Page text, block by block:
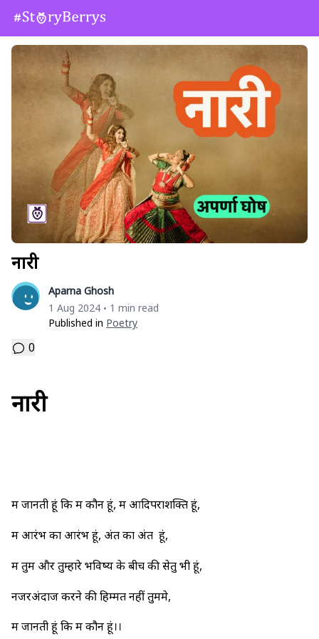
नारी
Aparna Ghosh
1 Aug 2024 • 1 min read
Published in Poetry
0
नारी
मैं जानती हूं कि मैं कौन हूं, मैं आदिपराशक्ति हूं,
मैं आरंभ का आरंभ हूं, अंत का अंत हूं,
मैं तुम और तुम्हारे भविष्य के बीच की सेतु भी हूं,
नजरअंदाज करने की हिम्मत नहीं तुममे,
मैं जानती हूं कि मैं कौन हूं।।